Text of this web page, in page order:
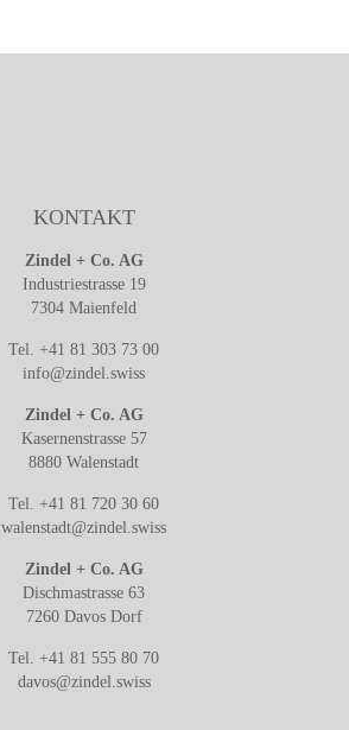
KONTAKT
Zindel + Co. AG
Industriestrasse 19
7304 Maienfeld
Tel. +41 81 303 73 00
info@zindel.swiss
Zindel + Co. AG
Kasernenstrasse 57
8880 Walenstadt
Tel. +41 81 720 30 60
walenstadt@zindel.swiss
Zindel + Co. AG
Dischmastrasse 63
7260 Davos Dorf
Tel. +41 81 555 80 70
davos@zindel.swiss